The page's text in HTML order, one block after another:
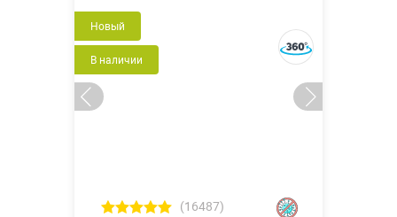
Новый
В наличии
(16487)